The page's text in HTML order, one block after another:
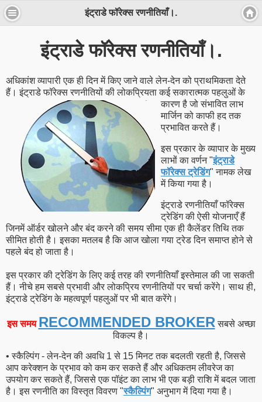
इंट्राडे फॉरेक्स रणनीतियाँ।.
इंट्राडे फॉरेक्स रणनीतियाँ।.
अधिकांश व्यापारी एक ही दिन में किए जाने वाले लेन-देन को प्राथमिकता देते
हैं। इंट्राडे फॉरेक्स रणनीतियों की लोकप्रियताकई सकारात्मक पहलुओं के
कारण है जो संभावित लाभ
मार्जिन को काफी हद तक
प्रभावित करते हैं।
इस प्रकार के व्यापार के मुख्य
लाभों का वर्णन "इंट्राडे
फॉरेक्स ट्रेडिंग" नामक लेख
में किया गया है।
इंट्राडे रणनीतियाँ फॉरेक्स
ट्रेडिंग की ऐसी योजनाएँ हैं
जिनमें ऑर्डर खोलने और बंद करने की समय सीमा एक ही कैलेंडर तिथि तक
सीमित होती है। इसका मतलब है कि आज खोला गया ट्रेड दिन समाप्त होने से
पहले बंद हो जाता है।
इस प्रकार की ट्रेडिंग के लिए कई तरह की रणनीतियाँ इस्तेमाल की जा सकती
हैं। नीचे हम सबसे प्रभावी और लोकप्रिय रणनीतियों पर चर्चा करेंगे। साथ ही,
इंट्राडे ट्रेडिंग के महत्वपूर्ण पहलुओं पर भी बात करेंगे।
इस समय RECOMMENDED BROKER सबसे अच्छा
विकल्प है।
• स्कैल्पिंग - लेन-देन की अवधि 1 से 15 मिनट तक बदलती रहती है, जिससे
आप करेक्शन के प्रभाव को कम कर सकते हैं और अधिकतम लीवरेज का
उपयोग कर सकते हैं, जिससे एक पॉइंट का लाभ भी एक बड़ी राशि में बदल जाता
है। इस रणनीति का विस्तृत विवरण "स्कैल्पिंग" अनुभाग में दिया गया है।